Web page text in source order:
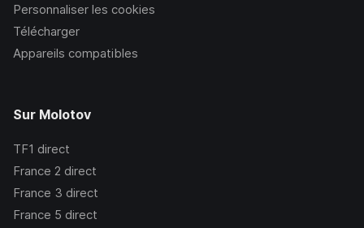
Personnaliser les cookies
Télécharger
Appareils compatibles
Sur Molotov
TF1 direct
France 2 direct
France 3 direct
France 5 direct